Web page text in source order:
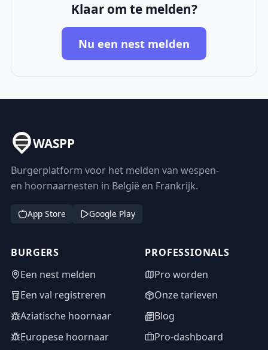
Klaar om te melden?
Nu een nest melden
WASPP
Burgerplatform voor het melden van wespen-
en hoornaarnesten in België en Frankrijk.
App Store Google Play
BURGERS
Een nest melden
Een val registreren
Aziatische hoornaar
Europese hoornaar
PROFESSIONALS
Pro worden
Onze tarieven
Blog
Pro-dashboard